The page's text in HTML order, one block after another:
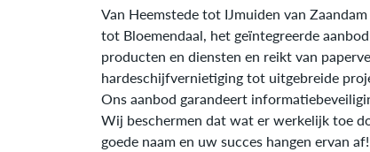
Van Heemstede tot IJmuiden van
tot Bloemendaal, het geïntegreerde
producten en diensten en reikt van
hardeschijfvernietiging tot uitgebreide
Ons aanbod garandeert
Wij beschermen dat wat er werkelijk toe
goede naam en uw succes hangen ervan af!